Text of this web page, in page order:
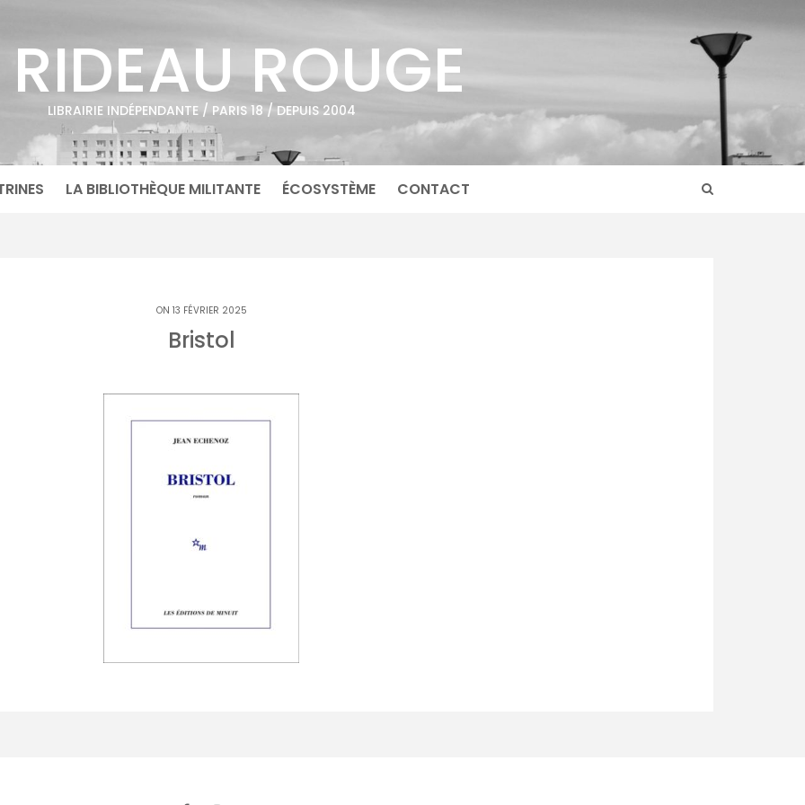
RIDEAU ROUGE
LIBRAIRIE INDÉPENDANTE / PARIS 18 / DEPUIS 2004
LA BIBLIOTHÈQUE MILITANTE ÉCOSYSTÈME CONTACT
ON 13 FÉVRIER 2025
Bristol